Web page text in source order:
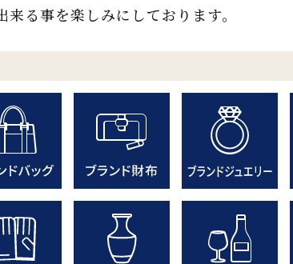
る事を楽しみにしております。